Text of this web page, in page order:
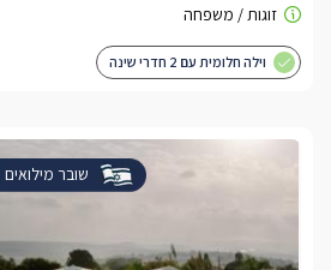
וילה חלומית עם 2 חדרי שינה
שובר מילואים